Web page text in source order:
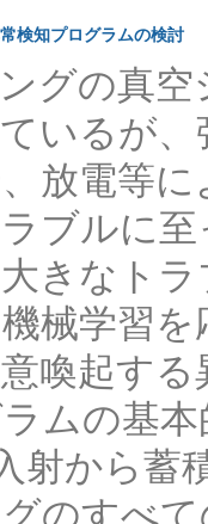
検知プログラムの検討
グの真
いるが
放電等
ブルに
きなト
械学習
喚起す
ムの基
射から蓄
のすべ